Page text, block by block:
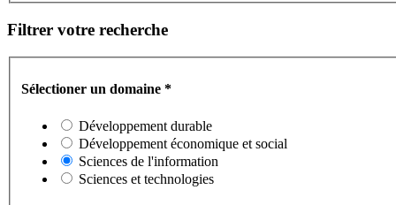
Filtrer votre recherche
Sélectioner un domaine *
Développement durable
Développement économique et social
Sciences de l'information
Sciences et technologies